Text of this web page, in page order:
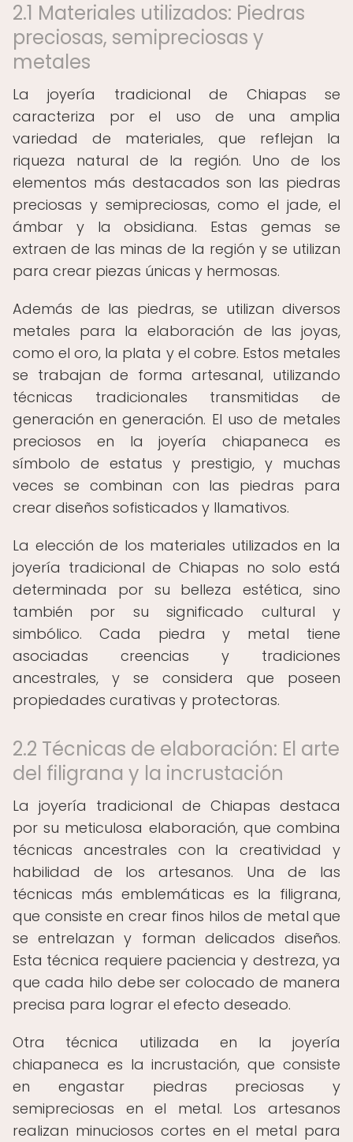
2.1 Materiales utilizados: Piedras
preciosas, semipreciosas y
metales
La joyería tradicional de Chiapas se
caracteriza por el uso de una amplia
variedad de materiales, que reflejan la
riqueza natural de la región. Uno de los
elementos más destacados son las piedras
preciosas y semipreciosas, como el jade, el
ámbar y la obsidiana. Estas gemas se
extraen de las minas de la región y se utilizan
para crear piezas únicas y hermosas.
Además de las piedras, se utilizan diversos
metales para la elaboración de las joyas,
como el oro, la plata y el cobre. Estos metales
se trabajan de forma artesanal, utilizando
técnicas tradicionales transmitidas de
generación en generación. El uso de metales
preciosos en la joyería chiapaneca es
símbolo de estatus y prestigio, y muchas
veces se combinan con las piedras para
crear diseños sofisticados y llamativos.
La elección de los materiales utilizados en la
joyería tradicional de Chiapas no solo está
determinada por su belleza estética, sino
también por su significado cultural y
simbólico. Cada piedra y metal tiene
asociadas creencias y tradiciones
ancestrales, y se considera que poseen
propiedades curativas y protectoras.
2.2 Técnicas de elaboración: El arte
del filigrana y la incrustación
La joyería tradicional de Chiapas destaca
por su meticulosa elaboración, que combina
técnicas ancestrales con la creatividad y
habilidad de los artesanos. Una de las
técnicas más emblemáticas es la filigrana,
que consiste en crear finos hilos de metal que
se entrelazan y forman delicados diseños.
Esta técnica requiere paciencia y destreza, ya
que cada hilo debe ser colocado de manera
precisa para lograr el efecto deseado.
Otra técnica utilizada en la joyería
chiapaneca es la incrustación, que consiste
en engastar piedras preciosas y
semipreciosas en el metal. Los artesanos
realizan minuciosos cortes en el metal para